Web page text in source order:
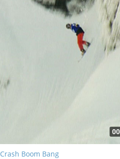
Crash Boom Bang